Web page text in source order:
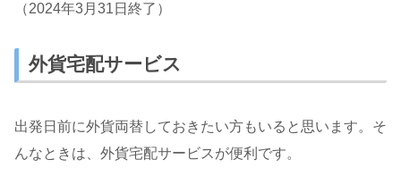
（2024年3月31日終了）
外貨宅配サービス
出発日前に外貨両替しておきたい方もいると思います。そ
んなときは、外貨宅配サービスが便利です。